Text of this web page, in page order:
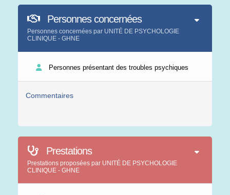
Personnes concernées
Personnes concernées par UNITÉ DE PSYCHOLOGIE
CLINIQUE - GHNE
Personnes présentant des troubles psychiques
Commentaires
Prestations
Prestations proposées par UNITÉ DE PSYCHOLOGIE
CLINIQUE - GHNE